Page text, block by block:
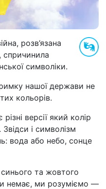
розв’язана
спричинила
символіки.
нашої держави не
кольорів.
версії який колір
і символізм
вода або небо, сонце
та жовтого
немає, ми розуміємо —